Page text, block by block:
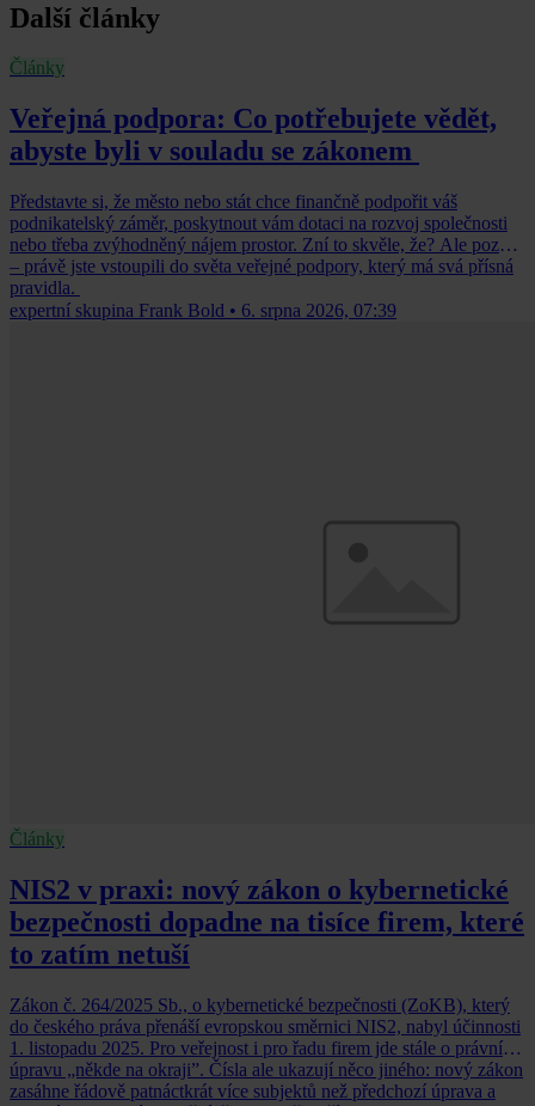
Další články
Články
Veřejná podpora: Co potřebujete vědět,
abyste byli v souladu se zákonem
Představte si, že město nebo stát chce finančně podpořit váš
podnikatelský záměr, poskytnout vám dotaci na rozvoj společnosti
nebo třeba zvýhodněný nájem prostor. Zní to skvěle, že? Ale pozor
– právě jste vstoupili do světa veřejné podpory, který má svá přísná
pravidla.
expertní skupina Frank Bold • 6. srpna 2026, 07:39
Články
NIS2 v praxi: nový zákon o kybernetické
bezpečnosti dopadne na tisíce firem, které
to zatím netuší
Zákon č. 264/2025 Sb., o kybernetické bezpečnosti (ZoKB), který
do českého práva přenáší evropskou směrnici NIS2, nabyl účinnosti
1. listopadu 2025. Pro veřejnost i pro řadu firem jde stále o právní
úpravu „někde na okraji”. Čísla ale ukazují něco jiného: nový zákon
zasáhne řádově patnáctkrát více subjektů než předchozí úprava a